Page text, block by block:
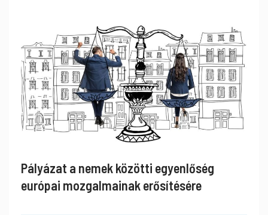
Pályázat a nemek közötti egyenlőség
európai mozgalmainak erősítésére